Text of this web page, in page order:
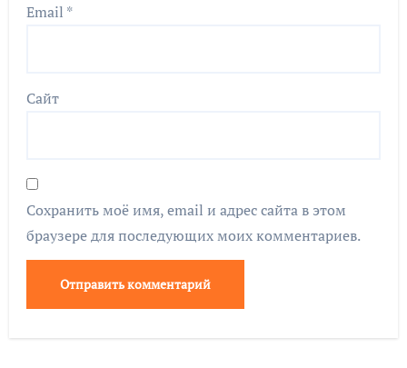
Email *
Сайт
Сохранить моё имя, email и адрес сайта в этом
браузере для последующих моих комментариев.